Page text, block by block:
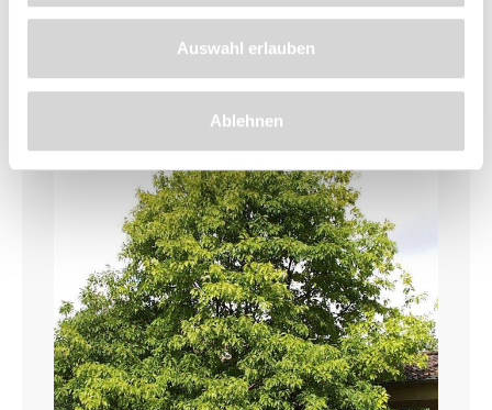
Auswahl erlauben
Ablehnen